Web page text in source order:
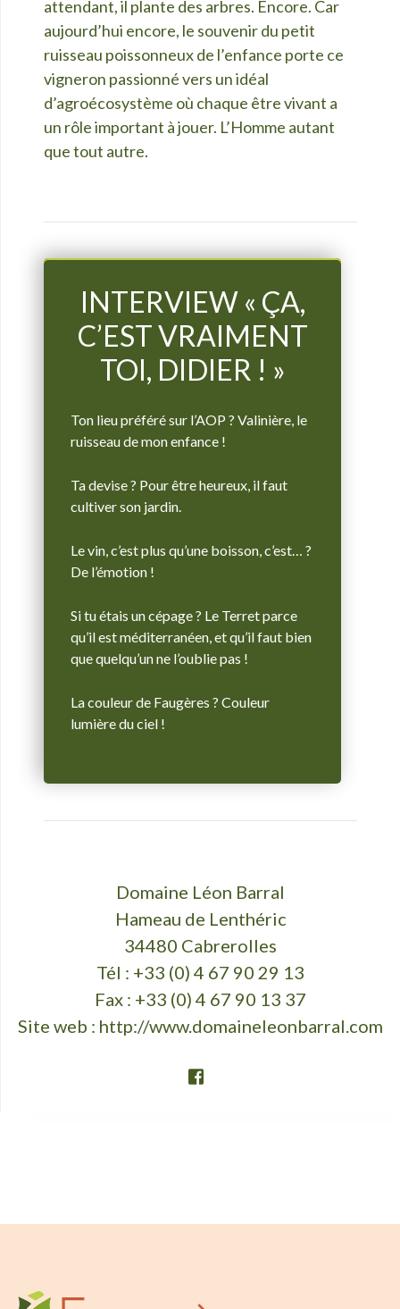
attendant, il plante des arbres. Encore. Car
aujourd’hui encore, le souvenir du petit
ruisseau poissonneux de l’enfance porte ce
vigneron passionné vers un idéal
d’agroécosystème où chaque être vivant a
un rôle important à jouer. L’Homme autant
que tout autre.
INTERVIEW « ÇA,
C’EST VRAIMENT
TOI, DIDIER ! »
Ton lieu préféré sur l’AOP ? Valinière, le
ruisseau de mon enfance !
Ta devise ? Pour être heureux, il faut
cultiver son jardin.
Le vin, c’est plus qu’une boisson, c’est… ?
De l’émotion !
Si tu étais un cépage ? Le Terret parce
qu’il est méditerranéen, et qu’il faut bien
que quelqu’un ne l’oublie pas !
La couleur de Faugères ? Couleur
lumière du ciel !
Domaine Léon Barral
Hameau de Lenthéric
34480 Cabrerolles
Tél : +33 (0) 4 67 90 29 13
Fax : +33 (0) 4 67 90 13 37
Site web : http://www.domaineleonbarral.com